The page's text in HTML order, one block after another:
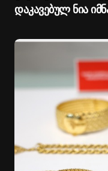
დაკავებულ ნია